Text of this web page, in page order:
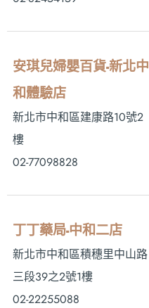
安琪兒婦嬰百貨-新北中
和體驗店
新北市中和區建康路10號2
樓
02-77098828
丁丁藥局-中和二店
新北市中和區積穗里中山路
三段39之2號1樓
02-22255088